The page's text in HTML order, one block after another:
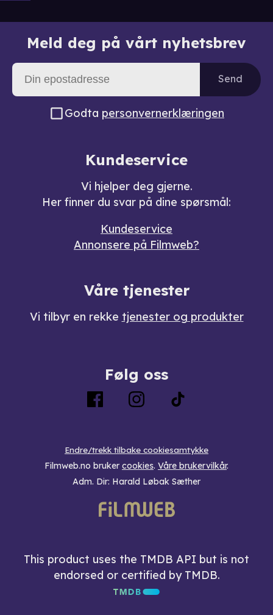
Meld deg på vårt nyhetsbrev
Send
Godta personvernerklæringen
Kundeservice
Vi hjelper deg gjerne.
Her finner du svar på dine spørsmål:
Kundeservice
Annonsere på Filmweb?
Våre tjenester
Vi tilbyr en rekke tjenester og produkter
Følg oss
Endre/trekk tilbake cookiesamtykke
Filmweb.no bruker cookies. Våre brukervilkår.
Adm. Dir: Harald Løbak Sæther
This product uses the TMDB API but is not
endorsed or certified by TMDB.